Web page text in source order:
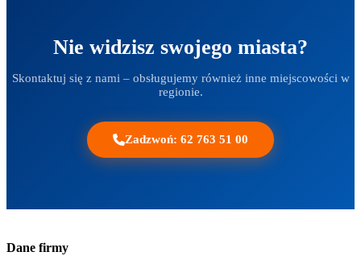
Nie widzisz swojego miasta?
Skontaktuj się z nami – obsługujemy również inne miejscowości w
regionie.
Zadzwoń: 62 763 51 00
Dane firmy